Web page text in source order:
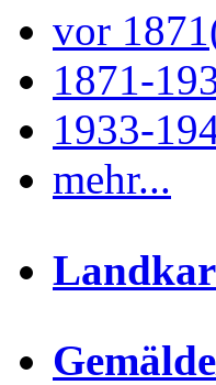
vor 1871
1871-
1933-
mehr...